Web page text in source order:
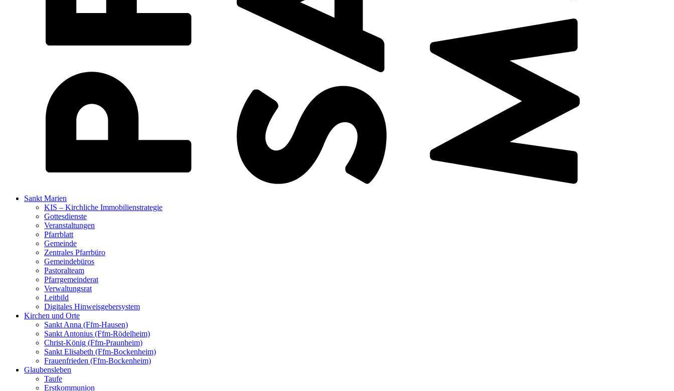
Sankt Marien
KIS – Kirchliche Immobilienstrategie
Gottesdienste
Veranstaltungen
Pfarrblatt
Gemeinde
Zentrales Pfarrbüro
Gemeindebüros
Pastoralteam
Pfarrgemeinderat
Verwaltungsrat
Leitbild
Digitales Hinweisgebersystem
Kirchen und Orte
Sankt Anna (Ffm-Hausen)
Sankt Antonius (Ffm-Rödelheim)
Christ-König (Ffm-Praunheim)
Sankt Elisabeth (Ffm-Bockenheim)
Frauenfrieden (Ffm-Bockenheim)
Glaubensleben
Taufe
Erstkommunion